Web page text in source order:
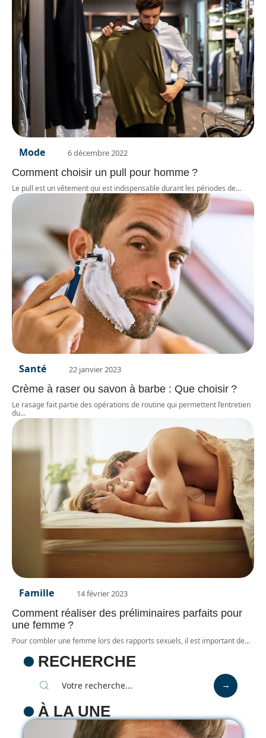
Mode 6 décembre 2022
Comment choisir un pull pour homme ?
Le pull est un vêtement qui est indispensable durant les périodes de…
Santé 22 janvier 2023
Crème à raser ou savon à barbe : Que choisir ?
Le rasage fait partie des opérations de routine qui permettent l’entretien
du…
Famille 14 février 2023
Comment réaliser des préliminaires parfaits pour
une femme ?
Pour combler une femme lors des rapports sexuels, il est important de…
RECHERCHE
À LA UNE